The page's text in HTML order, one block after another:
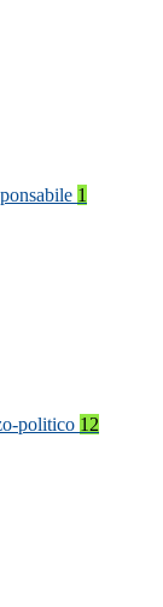
1
politico 12